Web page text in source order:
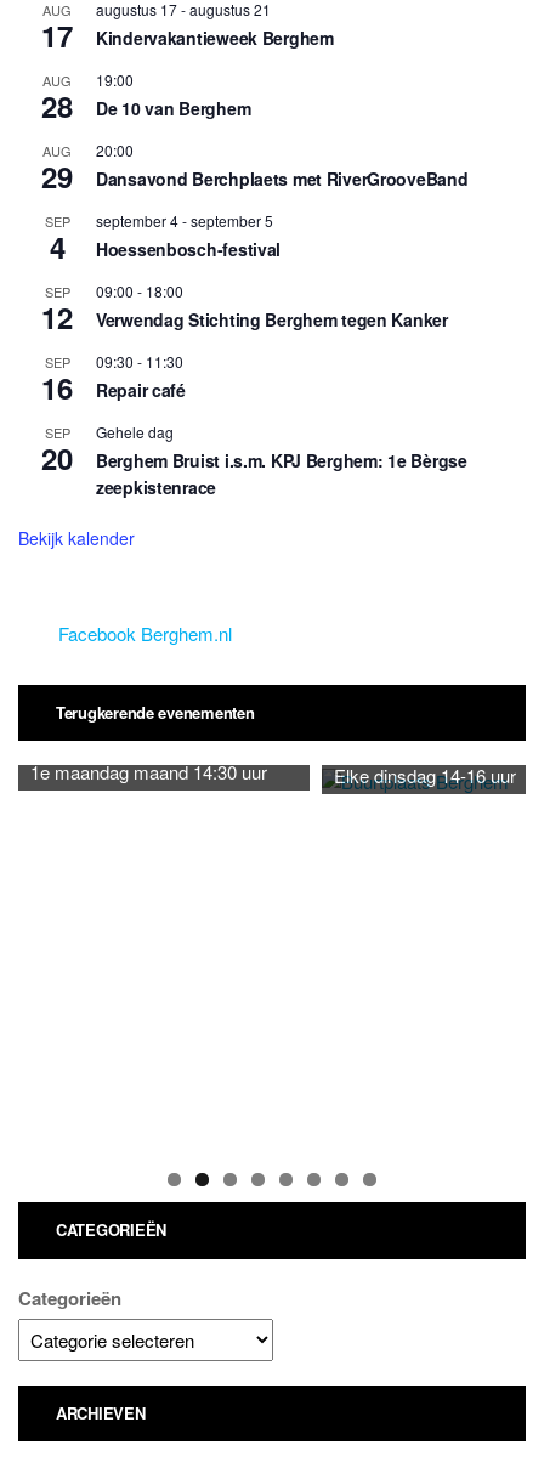
AUG
17
augustus 17-augustus 21
Kindervakantieweek Berghem
AUG
28
19:00
De 10 van Berghem
AUG
29
20:00
Dansavond Berchplaets met RiverGrooveBand
SEP
4
september 4-september 5
Hoessenbosch-festival
SEP
12
09:00 - 18:00
Verwendag Stichting Berghem tegen Kanker
SEP
16
09:30 - 11:30
Repair café
SEP
20
Gehele dag
Berghem Bruist i.s.m. KPJ Berghem: 1e Bèrgse
zeepkistenrace
Bekijk kalender
Facebook Berghem.nl
Terugkerende evenementen
1e maandag maand 14:30 uur Elke dinsdag 14-16 uur
CATEGORIEËN
Categorieën
ARCHIEVEN